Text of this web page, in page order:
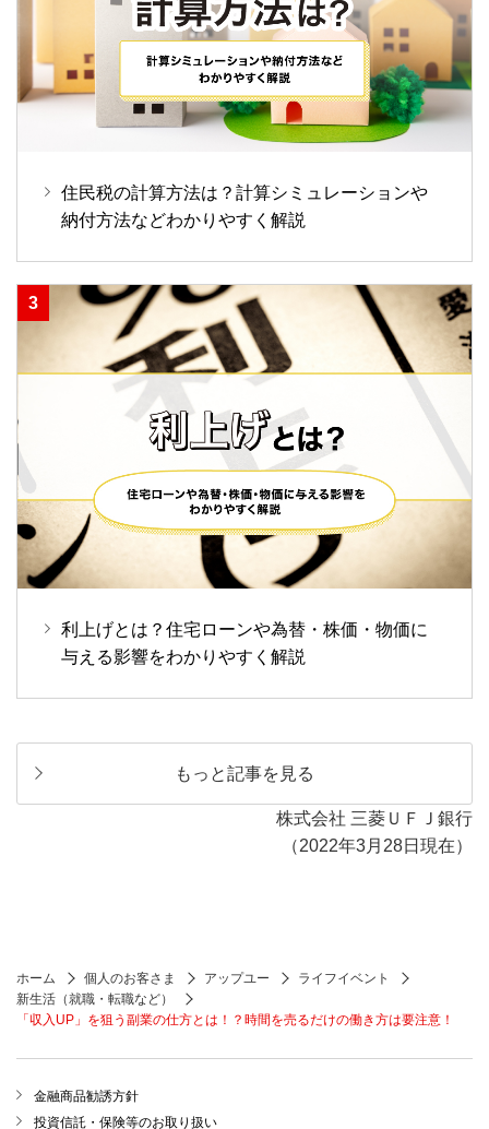
住民税の計算方法は？計算シミュレーションや
納付方法などわかりやすく解説
利上げとは？住宅ローンや為替・株価・物価に
与える影響をわかりやすく解説
もっと記事を見る
株式会社 三菱ＵＦＪ銀行
（2022年3月28日現在）
ホーム 個人のお客さま アップユー
ライフイベント
新生活（就職・転職など）
「収入UP」を狙う副業の仕方とは！？時間を売るだけの働き方は要注意！
金融商品勧誘方針
投資信託・保険等のお取り扱い